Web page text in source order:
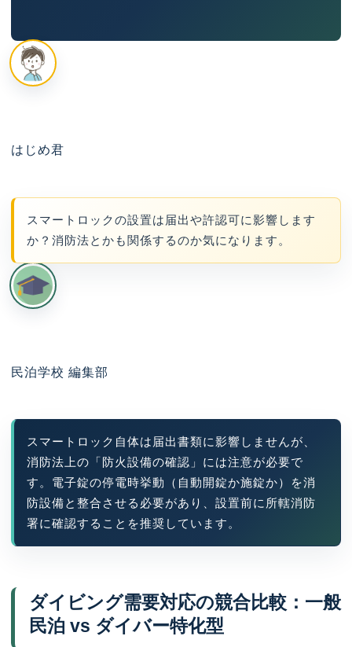
はじめ君
スマートロックの設置は届出や許認可に影響します
か？消防法とかも関係するのか気になります。
民泊学校 編集部
スマートロック自体は届出書類に影響しませんが、
消防法上の「防火設備の確認」には注意が必要で
す。電子錠の停電時挙動（自動開錠か施錠か）を消
防設備と整合させる必要があり、設置前に所轄消防
署に確認することを推奨しています。
ダイビング需要対応の競合比較：一般
民泊 vs ダイバー特化型